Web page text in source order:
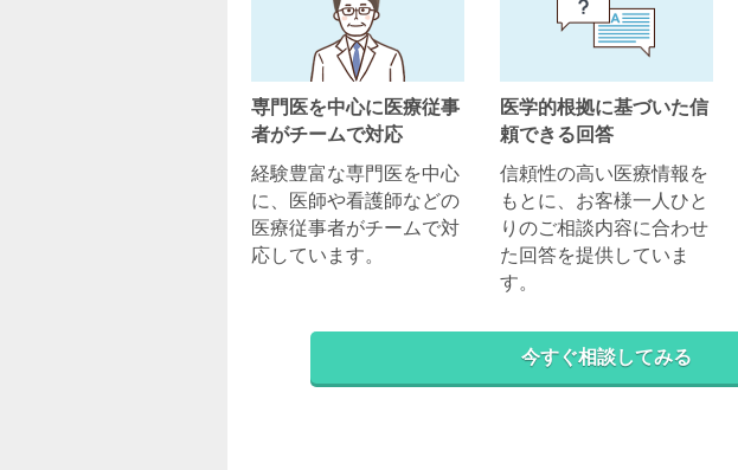
専門医を中心に医療従事
者がチームで対応
経験豊富な専門医を中心
に、医師や看護師などの
医療従事者がチームで対
応しています。
医学的根拠に基づいた信
頼できる回答
信頼性の高い医療情報を
もとに、お客様一人ひと
りのご相談内容に合わせ
た回答を提供していま
す。
今すぐ相談してみる